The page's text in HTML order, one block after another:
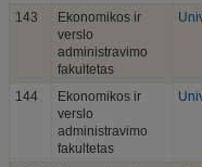
143
Ekonomikos ir
verslo
administravimo
fakultetas
144
Ekonomikos ir
verslo
administravimo
fakultetas